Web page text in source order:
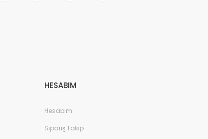
HESABIM
Hesabım
Sipariş Takip